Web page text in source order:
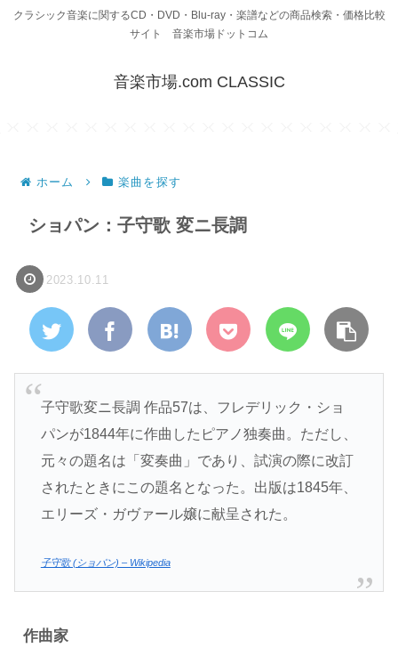
クラシック音楽に関するCD・DVD・Blu-ray・楽譜などの商品検索・価格比較
サイト 音楽市場ドットコム
音楽市場.com CLASSIC
ホーム 楽曲を探す
ショパン：子守歌 変ニ長調
2023.10.11
子守歌変ニ長調 作品57は、フレデリック・ショ
パンが1844年に作曲したピアノ独奏曲。ただし、
元々の題名は「変奏曲」であり、試演の際に改訂
されたときにこの題名となった。出版は1845年、
エリーズ・ガヴァール嬢に献呈された。
子守歌 (ショパン) – Wikipedia
作曲家